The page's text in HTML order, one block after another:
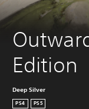
Edition
Deep Silver
PS4 PS5